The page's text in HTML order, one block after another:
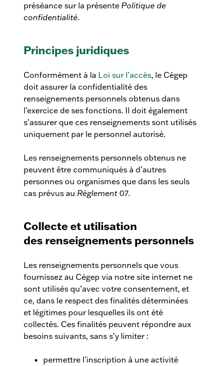
préséance sur la présente Politique de
confidentialité.
Principes juridiques
Conformément à la Loi sur l’accès, le Cégep
doit assurer la confidentialité des
renseignements personnels obtenus dans
l’exercice de ses fonctions. Il doit également
s’assurer que ces renseignements sont utilisés
uniquement par le personnel autorisé.
Les renseignements personnels obtenus ne
peuvent être communiqués à d’autres
personnes ou organismes que dans les seuls
cas prévus au Règlement 07.
Collecte et utilisation
des renseignements personnels
Les renseignements personnels que vous
fournissez au Cégep via notre site internet ne
sont utilisés qu’avec votre consentement, et
ce, dans le respect des finalités déterminées
et légitimes pour lesquelles ils ont été
collectés. Ces finalités peuvent répondre aux
besoins suivants, sans s’y limiter :
permettre l’inscription à une activité